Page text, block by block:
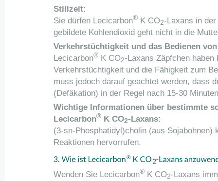
Stillzeit:
Sie dürfen Lecicarbon® K CO2-Laxans in
gebildete Kohlendioxid geht nicht in die
Verkehrstüchtigkeit und das Bedienen
Lecicarbon® K CO2-Laxans Zäpfchen haben
Verkehrstüchtigkeit und die Fähigkeit zum
muss jedoch darauf geachtet werden, dass
(Defäkation) in der Regel nach 15-30
Wichtige Informationen über bestimmte
Lecicarbon® K CO2-Laxans:
(3-sn-Phosphatidyl)cholin (aus Sojabohnen)
Reaktionen hervorrufen.
Wenden Sie Lecicarbon® K CO2-Laxans